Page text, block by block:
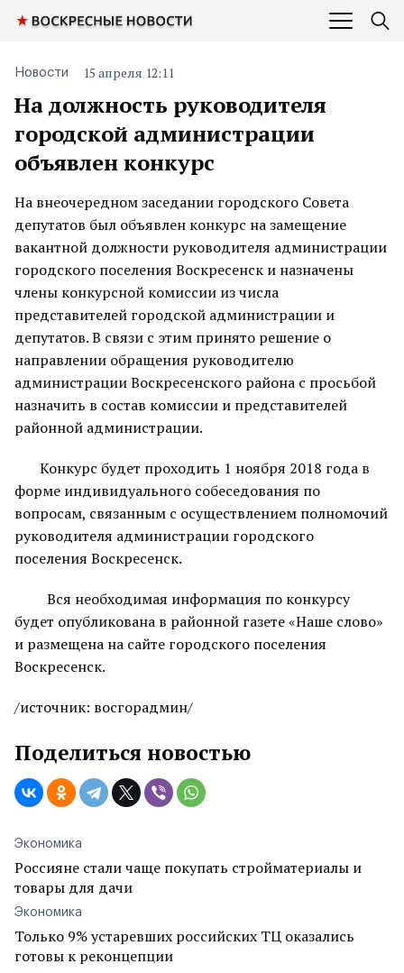
На должность руководителя
городской администрации
объявлен конкурс
Новости 15 апреля 12:11
На внеочередном заседании городского Совета
депутатов был объявлен конкурс на замещение
вакантной должности руководителя администрации
городского поселения Воскресенск и назначены
члены конкурсной комиссии из числа
представителей городской администрации и
депутатов. В связи с этим принято решение о
направлении обращения руководителю
администрации Воскресенского района с просьбой
назначить в состав комиссии и представителей
районной администрации.
Конкурс будет проходить 1 ноября 2018 года в
форме индивидуального собеседования по
вопросам, связанным с осуществлением полномочий
руководителя администрации городского
поселения Воскресенск.
Вся необходимая информация по конкурсу
будет опубликована в районной газете «Наше слово»
и размещена на сайте городского поселения
Воскресенск.
/источник: восгорадмин/
Поделиться новостью
Экономика
Россияне стали чаще покупать стройматериалы и
товары для дачи
Экономика
Только 9% устаревших российских ТЦ оказались
готовы к реконцепции